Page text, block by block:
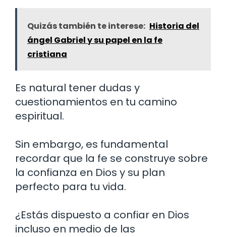
Quizás también te interese: Historia del
ángel Gabriel y su papel en la fe
cristiana
Es natural tener dudas y
cuestionamientos en tu camino
espiritual.
Sin embargo, es fundamental
recordar que la fe se construye sobre
la confianza en Dios y su plan
perfecto para tu vida.
¿Estás dispuesto a confiar en Dios
incluso en medio de las